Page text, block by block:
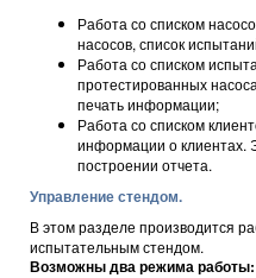
Работа со списком
насосов, список
Работа со списком
протестированных
печать информации;
Работа со списком
информации о клиентах.
построении отчета.
Управление стендом.
В этом разделе производится
испытательным стендом.
Возможны два режима работы: